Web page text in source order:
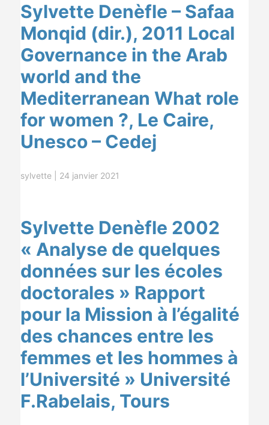
Sylvette Denèfle – Safaa
Monqid (dir.), 2011 Local
Governance in the Arab
world and the
Mediterranean What role
for women ?, Le Caire,
Unesco – Cedej
sylvette 24 janvier 2021
Sylvette Denèfle 2002
« Analyse de quelques
données sur les écoles
doctorales » Rapport
pour la Mission à l’égalité
des chances entre les
femmes et les hommes à
l’Université » Université
F.Rabelais, Tours